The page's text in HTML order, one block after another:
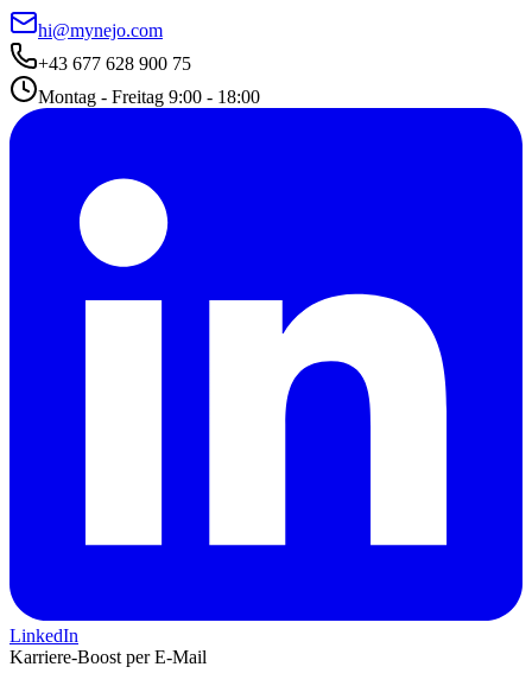
hi@mynejo.com
+43 677 628 900 75
Montag - Freitag 9:00 - 18:00
LinkedIn
Karriere-Boost per E-Mail